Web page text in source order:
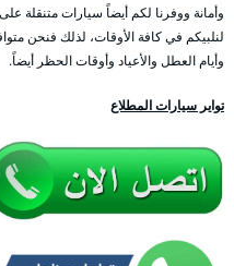
وأمانة ووفرنا لكم أيضاً سيارات متنقلة
وأيام العطل والأعياد وأوقات الحظر أيضاً.
تواير سيارات المطلاع